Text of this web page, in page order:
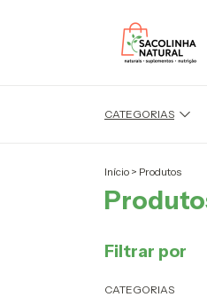
CATEGORIAS
Início > Produtos
Filtrar por
CATEGORIAS